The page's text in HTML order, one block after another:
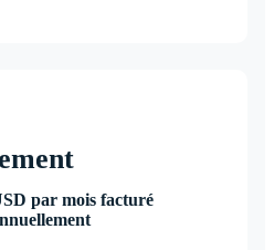
par mois facturé